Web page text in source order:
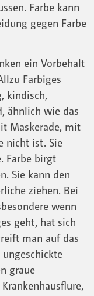
Farbe kann
gegen Farbe
ein Vorbehalt
Farbiges
kindisch,
ähnlich wie das
Maskerade, mit
nicht ist. Sie
Farbe birgt
Sie kann den
ziehen. Bei
wenn
geht, hat sich
man auf das
graue